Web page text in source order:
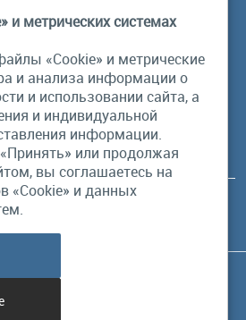
84/32, корп 1
Все права защищены.
что данный интернет-сайт и его содержимое
характер и ни при каких условиях
на сайте, не являются публичной
Статьи 437 Гражданского кодекса РФ, и
и метрических системах
«Cookie» и метрические
и анализа информации о
и использовании сайта, а
и индивидуальной
информации.
или продолжая
вы соглашаетесь на
«Cookie» и данных